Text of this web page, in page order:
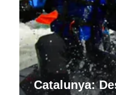
Catalunya: